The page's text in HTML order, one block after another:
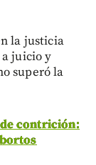
la justicia
a juicio y
superó la
contrición: